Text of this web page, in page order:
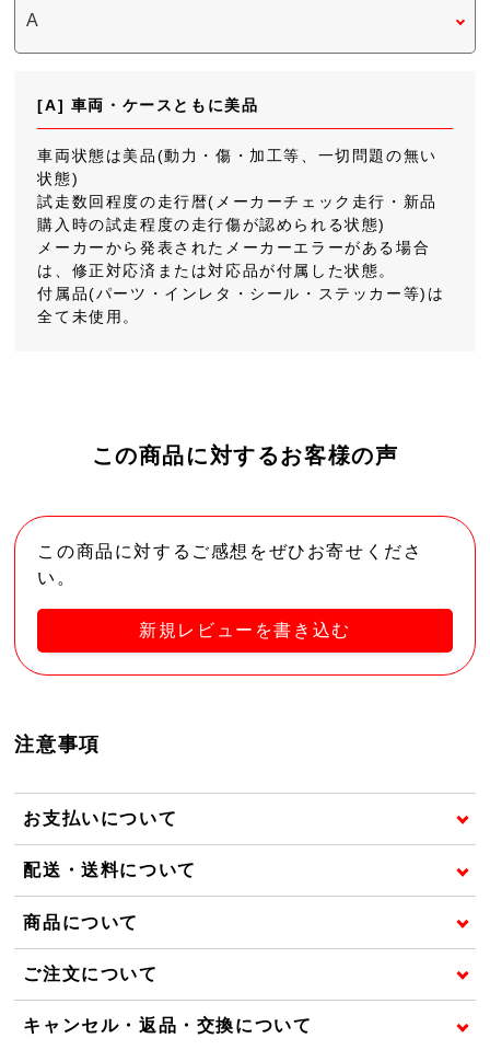
[A] 車両・ケースともに美品
車両状態は美品(動力・傷・加工等、一切問題の無い
状態)
試走数回程度の走行暦(メーカーチェック走行・新品
購入時の試走程度の走行傷が認められる状態)
メーカーから発表されたメーカーエラーがある場合
は、修正対応済または対応品が付属した状態。
付属品(パーツ・インレタ・シール・ステッカー等)は
全て未使用。
この商品に対するお客様の声
この商品に対するご感想をぜひお寄せくださ
い。
新規レビューを書き込む
注意事項
お支払いについて
配送・送料について
商品について
ご注文について
キャンセル・返品・交換について